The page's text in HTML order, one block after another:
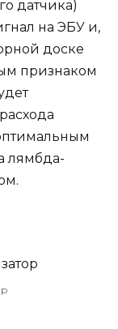
датчика)
на ЭБУ и,
доске
признаком
лямбда-